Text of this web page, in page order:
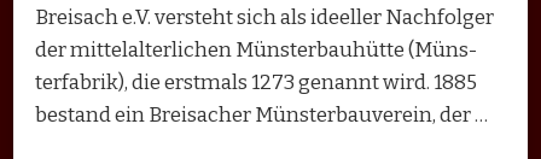
Breisach e.V. versteht sich als ideeller Nachfolger
der mittelalterlichen Müns­terbauhütte (Müns­
terfabrik), die erstmals 1273 genannt wird. 1885
bestand ein Breisacher Münsterbauverein, der …